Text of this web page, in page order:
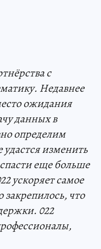
с
Недавнее
ожидания
данных в
определим
изменить
еще больше
ускоряет самое
что
022